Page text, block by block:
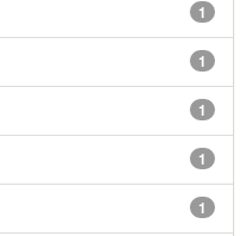
1
1
1
1
1